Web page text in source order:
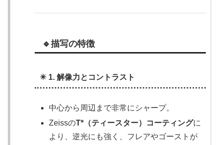
🔹描写の特徴
✴️ 1. 解像力とコントラスト
中心から周辺まで非常にシャープ。
ZeissのT*（ティースター）コーティングに
より、逆光にも強く、フレアやゴーストが